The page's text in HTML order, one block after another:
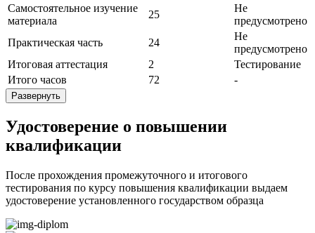
Самостоятельное изучение
материала
25
Не
предусмотрено
Практическая часть
24
Не
предусмотрено
Итоговая аттестация
2
Тестирование
Итого часов
72 -
Развернуть
Удостоверение о повышении
квалификации
После прохождения промежуточного и итогового
тестирования по курсу повышения квалификации выдаем
удостоверение установленного государством образца